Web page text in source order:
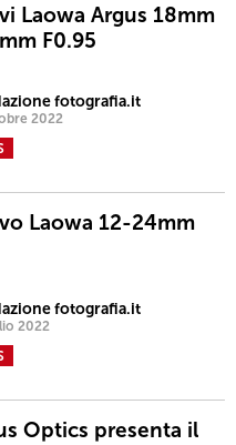
Laowa Argus 18mm
F0.95
fotografia.it
2022
Laowa 12-24mm
fotografia.it
2022
Optics presenta il